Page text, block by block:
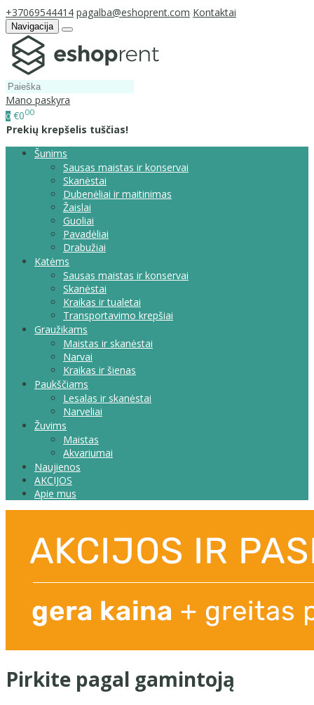
+37069544414 pagalba@eshoprent.com Kontaktai
Navigacija
Mano paskyra
0 €000
Prekių krepšelis tuščias!
Šunims
Sausas maistas ir konservai
Skanėstai
Dubenėliai ir maitinimas
Žaislai
Guoliai
Pavadėliai
Drabužiai
Katėms
Sausas maistas ir konservai
Skanėstai
Kraikas ir tualetai
Transportavimo krepšiai
Graužikams
Maistas ir skanėstai
Narvai
Kraikas ir šienas
Paukščiams
Lesalas ir skanėstai
Narveliai
Žuvims
Maistas
Akvariumai
Naujienos
AKCIJOS
Apie mus
Pirkite pagal gamintoją